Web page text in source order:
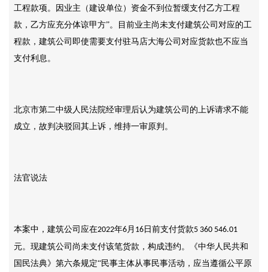
工程款项。因业主（建设单位）资金不到位暂缓支付乙方工程
款，乙方应充分体谅甲方”。目前业主尚未支付建筑公司对应的工
程款，建筑公司即使需要支付驻马店大海公司对应货款也不应当
支付利息。
北京市第二中级人民法院经审理后认为建筑公司的上诉请求不能
成立，故判决驳回其上诉，维持一审原判。
法官说法
本案中，建筑公司应在2022年6 月 16日前支付货款5 360 546.01
元。现建筑公司尚未支付该笔货款，构成违约。《中华人民共和
国民法典》第六条规定“民事主体从事民事活动，应当遵循公平原